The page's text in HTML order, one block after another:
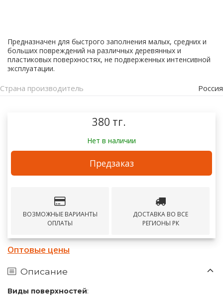
Предназначен для быстрого заполнения малых, средних и
больших повреждений на различных деревянных и
пластиковых поверхностях, не подверженных интенсивной
эксплуатации.
Страна производитель Россия
380 тг.
Нет в наличии
Предзаказ
ВОЗМОЖНЫЕ ВАРИАНТЫ
ОПЛАТЫ
ДОСТАВКА ВО ВСЕ
РЕГИОНЫ РК
Оптовые цены
Описание
Виды поверхностей: